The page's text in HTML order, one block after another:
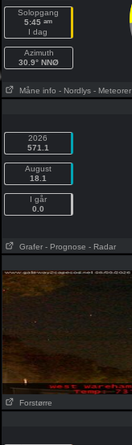
Solopgang
5:45 am
I dag
Azimuth
30.9° NNØ
Måne info - Nordlys - Meteorer
2026
571.1
August
18.1
I går
0.0
Grafer - Prognose - Radar
Forstørre